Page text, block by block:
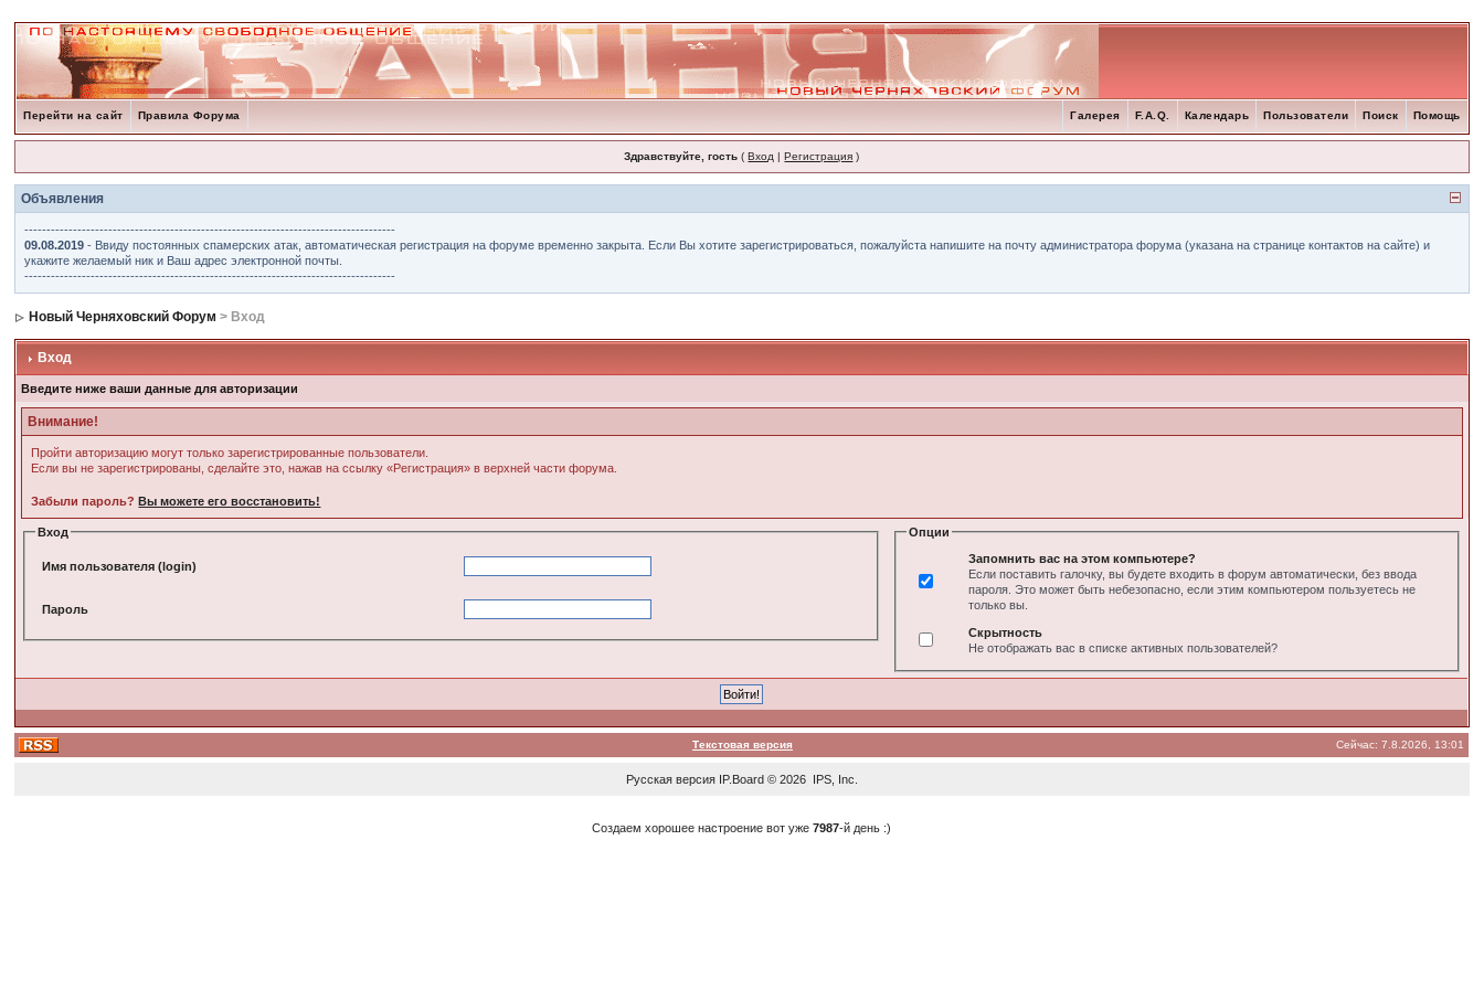
Перейти на сайт Правила Форума Помощь
Поиск
Пользователи
Календарь
F.A.Q.
Галерея
Здравствуйте, гость (Вход |Регистрация )
Объявления
------------------------------------------------------------------------------------
09.08.2019 - Ввиду постоянных спамерских атак, автоматическая регистрация на форуме временно закрыта. Если Вы хотите зарегистрироваться, пожалуйста напишите на почту администратора форума (указана на странице контактов на сайте) и
укажите желаемый ник и Ваш адрес электронной почты.
------------------------------------------------------------------------------------
Новый Черняховский Форум > Вход
Вход
Введите ниже ваши данные для авторизации
Внимание!
Пройти авторизацию могут только зарегистрированные пользователи.
Если вы не зарегистрированы, сделайте это, нажав на ссылку «Регистрация» в верхней части форума.
Забыли пароль?Вы можете его восстановить!
Вход
Имя пользователя (login)
Пароль
Опции
Запомнить вас на этом компьютере?
Если поставить галочку, вы будете входить в форум автоматически, без ввода
пароля. Это может быть небезопасно, если этим компьютером пользуетесь не
только вы.
Скрытность
Не отображать вас в списке активных пользователей?
Текстовая версия Сейчас: 7.8.2026, 13:01
Русская версия IP.Board© 2026 IPS, Inc
Создаем хорошее настроение вот уже7987-й день :)